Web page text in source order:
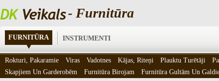
- Furnitūra
FURNITŪRA INSTRUMENTI
Rokturi, Pakaramie Viras Vadotnes Kājas, Riteņi Plauktu Turētāji
Skapjiem Un Garderobēm
Furnitūra Birojam Furnitūra Gultām Un